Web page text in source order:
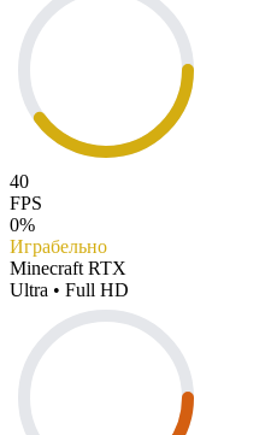
40
FPS
0%
Играбельно
Minecraft RTX
Ultra • Full HD